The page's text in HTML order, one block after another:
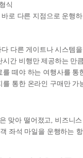
식
로 다른 지점으로 운행하
다른 게이트나 시스템을
시간 비행만 제공하는 만
를 떼야 하는 여행사를 통
를 통한 온라인 구매만 가
맞아 떨어졌고, 비즈니스
좌석 마일을 운행하는 항